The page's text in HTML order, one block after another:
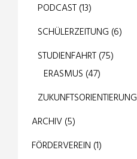
PODCAST(13)
SCHÜLERZEITUNG (6)
STUDIENFAHRT(75)
ERASMUS (47)
ZUKUNFTSORIENTIERUNG
ARCHIV(5)
FÖRDERVEREIN (1)